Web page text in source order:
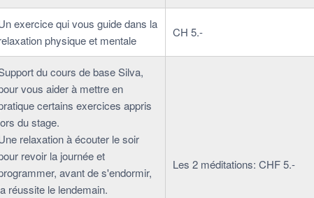
exercice qui vous guide dans la
physique et mentale
CH 5.-
du cours de base Silva,
vous aider à mettre en
certains exercices appris
du stage.
relaxation à écouter le soir
revoir la journée et
avant de s'endormir,
réussite le lendemain.
Les 2 méditations: CHF 5.-